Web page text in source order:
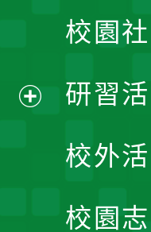
校園
研習
校外
校園